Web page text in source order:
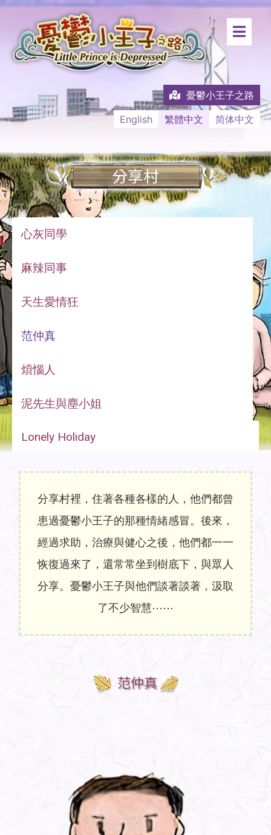
憂鬱小王子之路
English
繁體中文 简体中文
分享村
心灰同學
麻辣同事
天生愛情狂
范仲真
煩惱人
泥先生與塵小姐
Lonely Holiday
分享村裡，住著各種各樣的人，他們都曾
患過憂鬱小王子的那種情緒感冒。後來，
經過求助，治療與健心之後，他們都一一
恢復過來了，還常常坐到樹底下，與眾人
分享。憂鬱小王子與他們談著談著，汲取
了不少智慧⋯⋯
范仲真